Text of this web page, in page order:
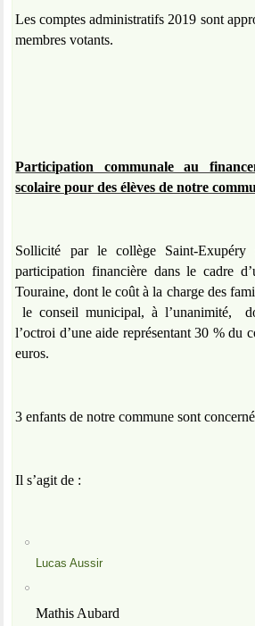
Les comptes administratifs 2019 sont
membres votants.
Participation communale au
scolaire pour des élèves de notre
Sollicité par le collège Saint-Exupéry
participation financière dans le cadre
Touraine, dont le coût à la charge des
le conseil municipal, à l’unanimité,
l’octroi d’une aide représentant 30 % du
euros.
3 enfants de notre commune sont
Il s’agit de :
Lucas Aussir
Mathis Aubard